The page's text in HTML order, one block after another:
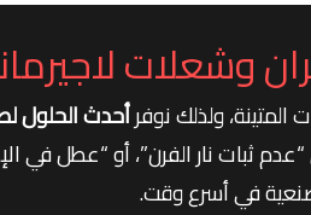
وشعلات
المتينة، ولذلك نوفرأحدث الحلول
نار الفرن”، أو “عطل في
في أسرع وقت.